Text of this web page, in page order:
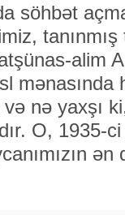
söhbət
tanınmış
alim
və nə yaxşı
O, 1935-